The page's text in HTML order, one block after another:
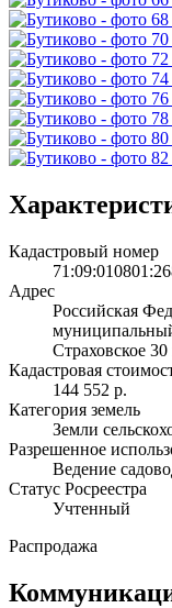
Кадастровый номер
Адрес
Российская
Страховское
Кадастровая
144 552 р.
Категория земель
Земли
Разрешенное
Ведение
Статус Росреестра
Учтенный
Распродажа